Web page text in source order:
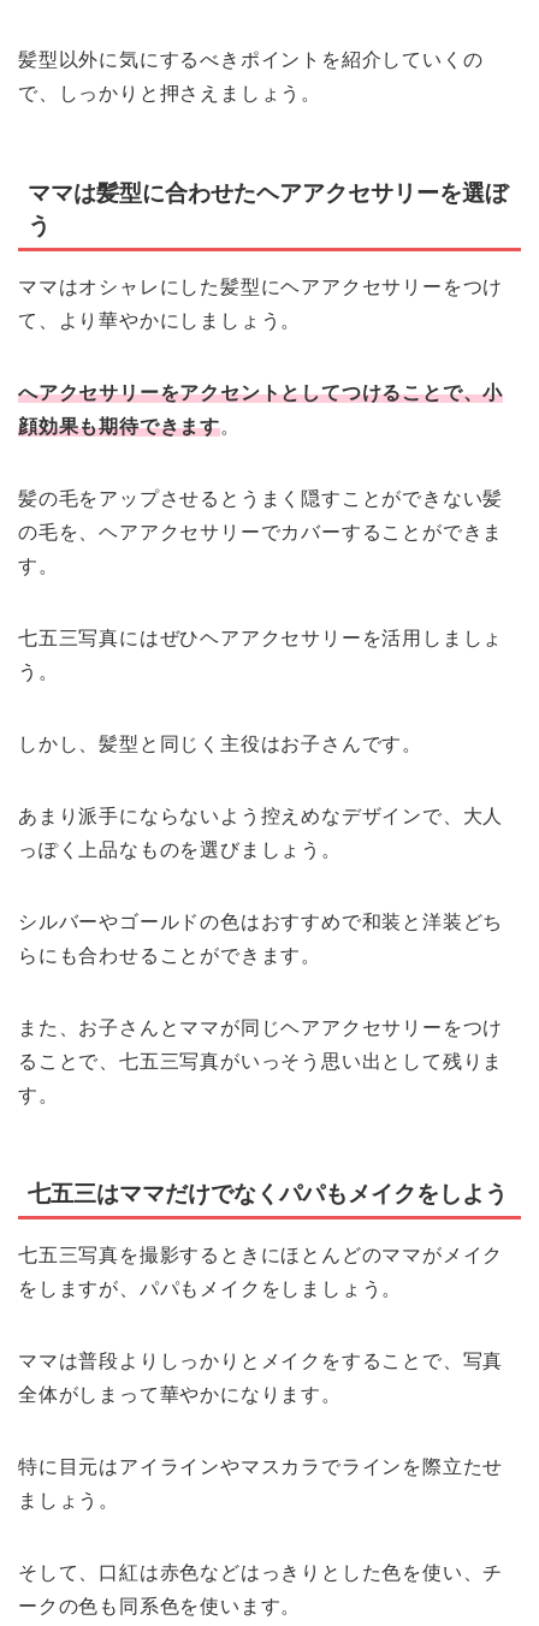
髪型以外に気にするべきポイントを紹介していくの
で、しっかりと押さえましょう。
ママは髪型に合わせたヘアアクセサリーを選ぼ
う
ママはオシャレにした髪型にヘアアクセサリーをつけ
て、より華やかにしましょう。
へアクセサリーをアクセントとしてつけることで、小
顔効果も期待できます。
髪の毛をアップさせるとうまく隠すことができない髪
の毛を、ヘアアクセサリーでカバーすることができま
す。
七五三写真にはぜひヘアアクセサリーを活用しましょ
う。
しかし、髪型と同じく主役はお子さんです。
あまり派手にならないよう控えめなデザインで、大人
っぽく上品なものを選びましょう。
シルバーやゴールドの色はおすすめで和装と洋装どち
らにも合わせることができます。
また、お子さんとママが同じヘアアクセサリーをつけ
ることで、七五三写真がいっそう思い出として残りま
す。
七五三はママだけでなくパパもメイクをしよう
七五三写真を撮影するときにほとんどのママがメイク
をしますが、パパもメイクをしましょう。
ママは普段よりしっかりとメイクをすることで、写真
全体がしまって華やかになります。
特に目元はアイラインやマスカラでラインを際立たせ
ましょう。
そして、口紅は赤色などはっきりとした色を使い、チ
ークの色も同系色を使います。